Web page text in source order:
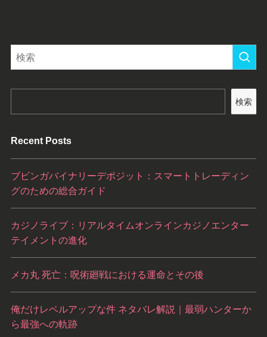
検索
Recent Posts
ブビンガバイナリーデポジット：スマートトレーディン
グのための総合ガイド
カジノライブ：リアルタイムオンラインカジノエンター
テイメントの進化
メカ丸 死亡：呪術廻戦における運命とその後
俺だけレベルアップな件 ネタバレ解説｜最弱ハンターか
ら最強への軌跡